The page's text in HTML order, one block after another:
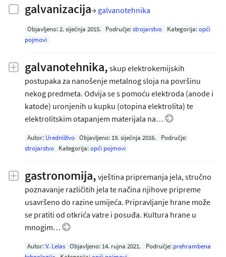
galvanizacija→ galvanotehnika
Objavljeno: 2. siječnja 2015. Područje:strojarstvo Kategorija: opći
pojmovi
galvanotehnika, skup elektrokemijskih
postupaka za nanošenje metalnog sloja na površinu
nekog predmeta. Odvija se s pomoću elektroda (anode i
katode) uronjenih u kupku (otopina elektrolita) te
elektrolitskim otapanjem materijala na…
Autor: Uredništvo Objavljeno: 19. siječnja 2016.
Područje:
strojarstvo
Kategorija:opći pojmovi
gastronomija, vještina pripremanja jela, stručno
poznavanje različitih jela te načina njihove pripreme
usavršeno do razine umijeća. Pripravljanje hrane može
se pratiti od otkrića vatre i posuđa. Kultura hrane u
mnogim…
Autor: V. Lelas Objavljeno: 14. rujna 2021. Područje: prehrambena